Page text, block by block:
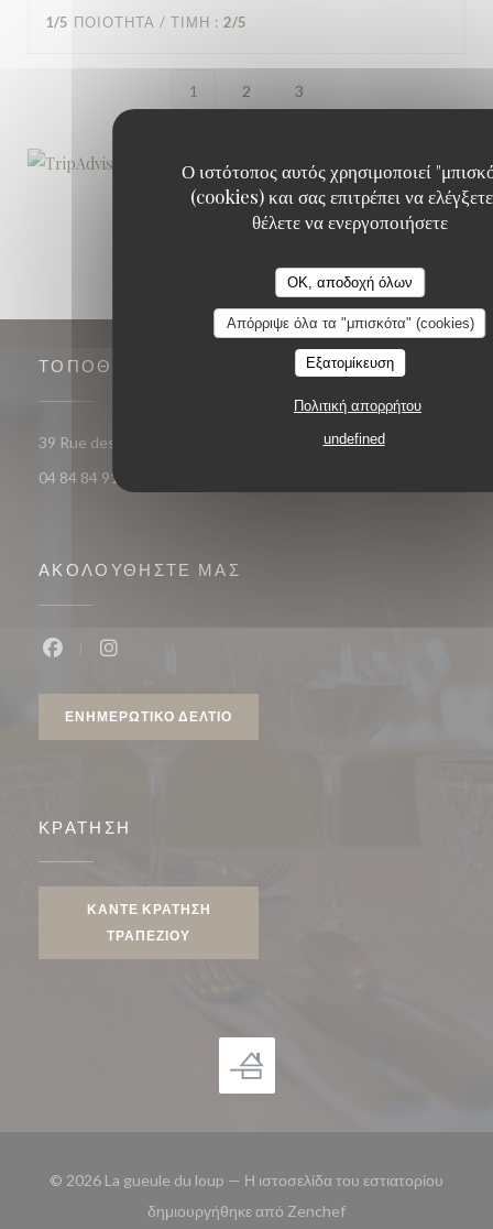
Ο ιστότοπος αυτός χρησιμοποιεί
(cookies) και σας επιτρέπει να ελέγξετε
θέλετε να ενεργοποιήσετε
OK, αποδοχή όλων
Απόρριψε όλα τα "μπισκότα" (cookies)
Εξατομίκευση
Πολιτική απορρήτου
undefined
1/5 ΠΟΙΌΤΗΤΑ / ΤΙΜΉ : 2/5
1 2 3
ΤΟΠΟΘΕΣΊΑ
39 Rue des Arènes 13200 Arles
((ανοίγει σε νέο παράθυρο))
04 84 84 91 70
ΑΚΟΛΟΥΘΉΣΤΕ ΜΑΣ
ΕΝΗΜΕΡΩΤΙΚΌ ΔΕΛΤΊΟ
ΚΡΆΤΗΣΗ
ΚΆΝΤΕ ΚΡΆΤΗΣΗ
ΤΡΑΠΕΖΙΟΎ
© 2026 La gueule du loup — Η ιστοσελίδα του εστιατορίου
δημιουργήθηκε από Zenchef((ανοίγει σε νέο